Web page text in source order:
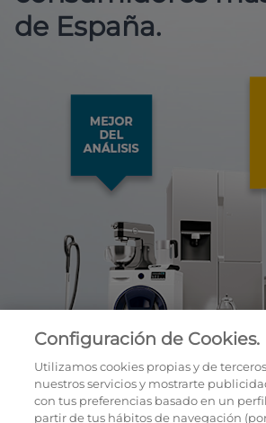
de España.
Configuración de Cookies.
Utilizamos cookies propias y de
nuestros servicios y mostrarte
con tus preferencias basado en un
partir de tus hábitos de navegación